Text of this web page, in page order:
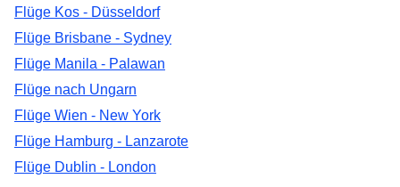
Flüge Kos - Düsseldorf
Flüge Brisbane - Sydney
Flüge Manila - Palawan
Flüge nach Ungarn
Flüge Wien - New York
Flüge Hamburg - Lanzarote
Flüge Dublin - London